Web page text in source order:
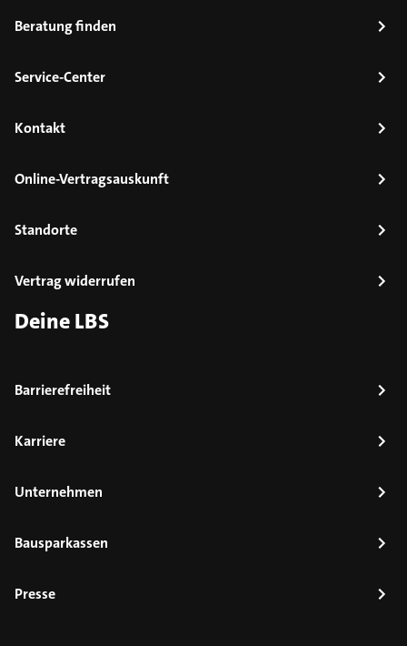
Beratung finden
Service-Center
Kontakt
Online-Vertragsauskunft
Standorte
Vertrag widerrufen
Deine LBS
Barrierefreiheit
Karriere
Unternehmen
Bausparkassen
Presse